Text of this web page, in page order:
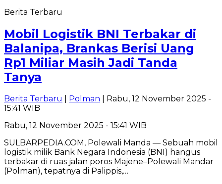
Berita Terbaru
Mobil Logistik BNI Terbakar di
Balanipa, Brankas Berisi Uang
Rp1 Miliar Masih Jadi Tanda
Tanya
Berita Terbaru Polman | Rabu, 12 November 2025 -
15:41 WIB
Rabu, 12 November 2025 - 15:41 WIB
SULBARPEDIA.COM, Polewali Manda — Sebuah mobil
logistik milik Bank Negara Indonesia (BNI) hangus
terbakar di ruas jalan poros Majene–Polewali Mandar
(Polman), tepatnya di Palippis,…